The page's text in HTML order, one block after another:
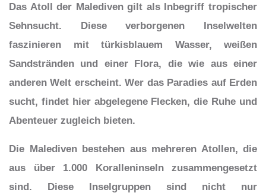
Das Atoll der Malediven gilt als Inbegriff tropischer
Sehnsucht. Diese verborgenen Inselwelten
faszinieren mit türkisblauem Wasser, weißen
Sandstränden und einer Flora, die wie aus einer
anderen Welt erscheint. Wer das Paradies auf Erden
sucht, findet hier abgelegene Flecken, die Ruhe und
Abenteuer zugleich bieten.
Die Malediven bestehen aus mehreren Atollen, die
aus über 1.000 Koralleninseln zusammengesetzt
sind. Diese Inselgruppen sind nicht nur